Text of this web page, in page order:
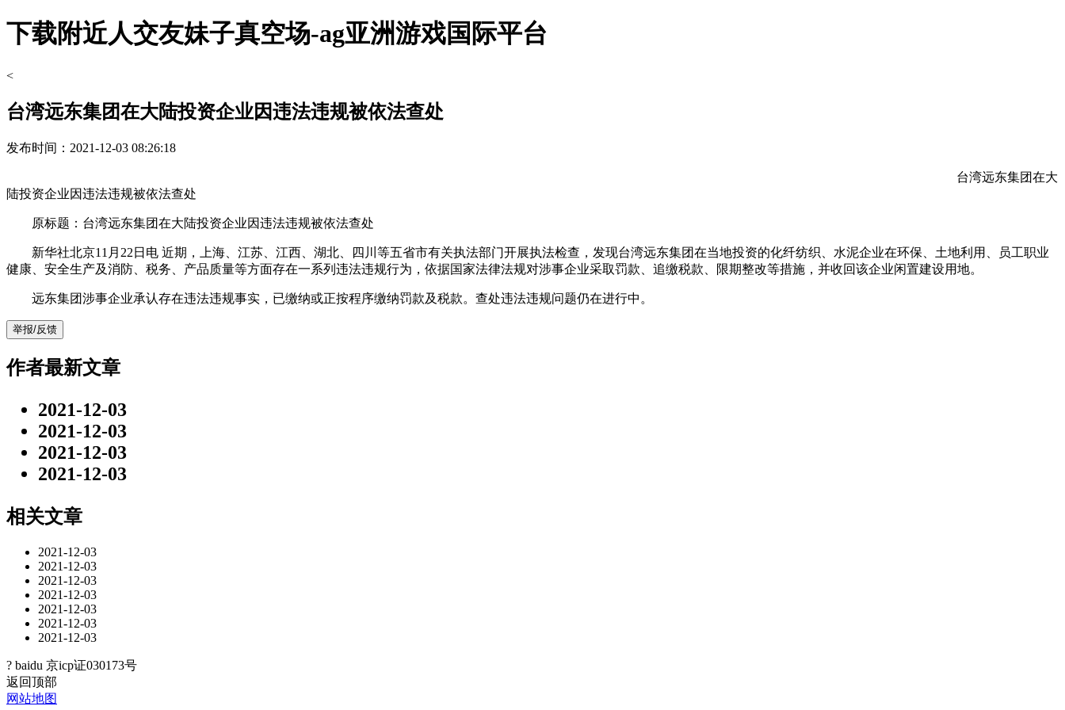
下载附近人交友妹子真空场-ag亚洲游戏国际平台
<
台湾远东集团在大陆投资企业因违法违规被依法查处
发布时间：2021-12-03 08:26:18
台湾远东集团在大
陆投资企业因违法违规被依法查处
原标题：台湾远东集团在大陆投资企业因违法违规被依法查处
新华社北京11月22日电 近期，上海、江苏、江西、湖北、四川等五省市有关执法部门开展执法检查，发现台湾远东集团在当地投资的化纤纺织、水泥企业在环保、土地利用、员工职业
健康、安全生产及消防、税务、产品质量等方面存在一系列违法违规行为，依据国家法律法规对涉事企业采取罚款、追缴税款、限期整改等措施，并收回该企业闲置建设用地。
远东集团涉事企业承认存在违法违规事实，已缴纳或正按程序缴纳罚款及税款。查处违法违规问题仍在进行中。
举报/反馈
作者最新文章
2021-12-03
2021-12-03
2021-12-03
2021-12-03
相关文章
2021-12-03
2021-12-03
2021-12-03
2021-12-03
2021-12-03
2021-12-03
2021-12-03
? baidu 京icp证030173号
返回顶部
网站地图